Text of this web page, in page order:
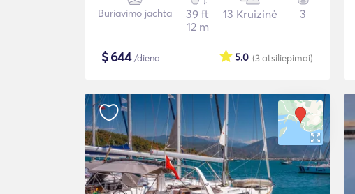
Buriavimo jachta
39 ft
12 m
13 Kruizinė 3
$644/diena (3atsiliepimai)
5.0